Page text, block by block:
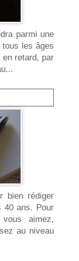
parmi une
les âges
retard, par
bien rédiger
40 ans. Pour
aimez,
au niveau